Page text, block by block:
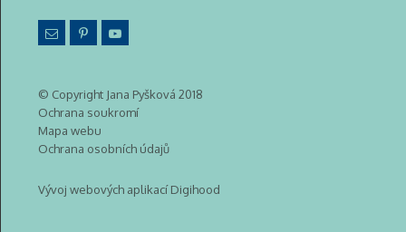
© Copyright Jana Pyšková 2018
Ochrana soukromí
Mapa webu
Ochrana osobních údajů
Vývoj webových aplikací Digihood